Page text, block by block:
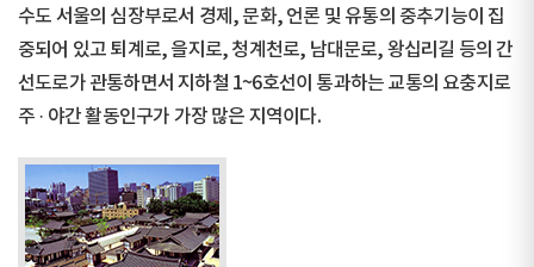
수도 서울의 심장부로서 경제, 문화, 언론 및 유통의 중추기능이 집
중되어 있고 퇴계로, 을지로, 청계천로, 남대문로, 왕십리길 등의 간
선도로가 관통하면서 지하철 1~6호선이 통과하는 교통의 요충지로
주 · 야간 활동인구가 가장 많은 지역이다.